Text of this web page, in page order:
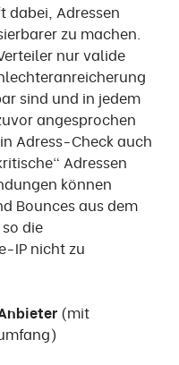
dabei, Adressen
zu machen.
nur valide
sind und in jedem
angesprochen
Adress-Check auch
Adressen
können
Bounces aus dem
die
IP nicht zu
(mit